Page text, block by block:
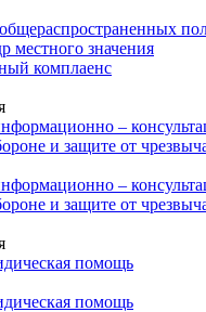
местного значения
комплаенс
–
и защите от
–
и защите от
помощь
помощь